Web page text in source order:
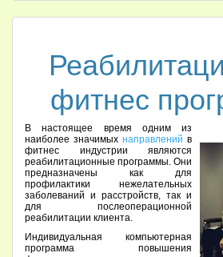
фитнес
В настоящее время одним из
наиболее значимых направлений в
фитнес индустрии являются
реабилитационные программы. Они
предназначены как для
профилактики нежелательных
заболеваний и расстройств, так и
для послеоперационной
реабилитации клиента.
Индивидуальная компьютерная
программа повышения